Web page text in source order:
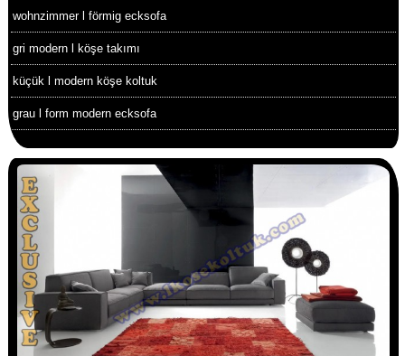
wohnzimmer l förmig ecksofa
gri modern l köşe takımı
küçük l modern köşe koltuk
grau l form modern ecksofa